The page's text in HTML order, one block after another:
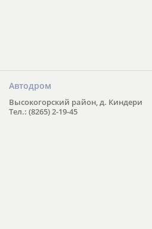
Автодром
Высокогорский район, д. Киндери
Тел.: (8265) 2-19-45